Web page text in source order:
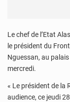
Le chef de l’Etat
le président du
Nguessan, au
mercredi.
« Le président de la
audience, ce jeudi